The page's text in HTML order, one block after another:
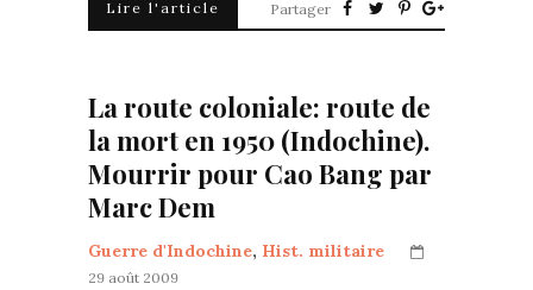
Lire l'article Partager
La route coloniale: route de
la mort en 1950 (Indochine).
Mourrir pour Cao Bang par
Marc Dem
Guerre d'Indochine, Hist. militaire
29 août 2009